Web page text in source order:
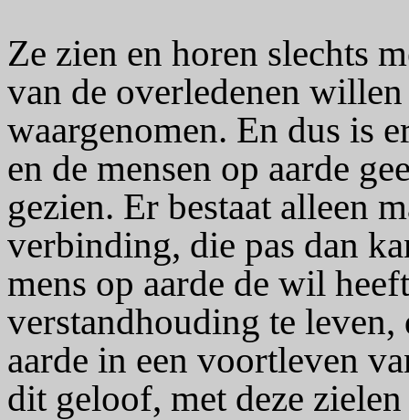
Ze zien en horen slechts
van de overledenen
waargenomen. En dus is
en de mensen op aarde
gezien. Er bestaat alleen
verbinding, die pas dan
mens op aarde de wil
verstandhouding te
aarde in een voortleven
dit geloof, met deze